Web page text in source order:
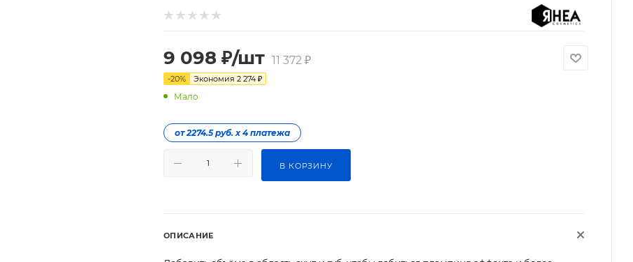
9 098 ₽/шт 11 372 ₽
-20% Экономия 2 274 ₽
Мало
от 2274.5 руб. х 4 платежа
В КОРЗИНУ
ОПИСАНИЕ